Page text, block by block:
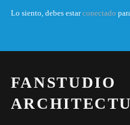
Lo siento, debes estarconectado
FANSTUDIO